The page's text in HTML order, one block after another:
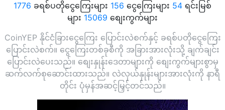
1776 ခရစ်ပတိုငွေကြေးများ 156 ငွေကြေးများ 54 ရင်းမြစ်
များ 15069 စျေးကွက်များ
CoinYEP နိုင်ငံခြားငွေကြေး ပြောင်းလဲစက်နှင့် ခရစ်ပတိုငွေကြေး
ပြောင်းလဲစက်။ ငွေကြေးတစ်ခုစီကို အခြားအားလုံးသို့ ချက်ချင်း
ပြောင်းလဲပေးသည်။ စျေးနှုန်းဒေတာများကို စျေးကွက်များစွာမှ
ဆက်လက်စုဆောင်းထားသည်။ လဲလှယ်နှုန်းများအားလုံးကို နာရီ
တိုင်း ပုံမှန်အဆင့်မြှင့်တင်သည်။